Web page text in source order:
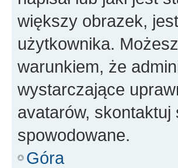
większy obrazek,
użytkownika.
warunkiem, że
wystarczające
avatarów,
spowodowane.
Góra